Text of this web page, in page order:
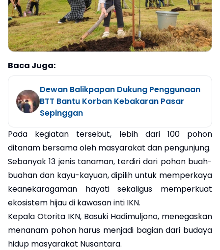
Baca Juga:
Dewan Balikpapan Dukung Penggunaan
BTT Bantu Korban Kebakaran Pasar
Sepinggan
Pada kegiatan tersebut, lebih dari 100 pohon
ditanam bersama oleh masyarakat dan pengunjung.
Sebanyak 13 jenis tanaman, terdiri dari pohon buah-
buahan dan kayu-kayuan, dipilih untuk memperkaya
keanekaragaman hayati sekaligus memperkuat
ekosistem hijau di kawasan inti IKN.
Kepala Otorita IKN, Basuki Hadimuljono, menegaskan
menanam pohon harus menjadi bagian dari budaya
hidup masyarakat Nusantara.